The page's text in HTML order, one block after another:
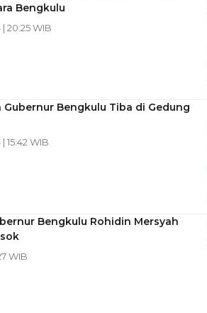
Bengkulu
20:25 WIB
Bengkulu Tiba di Gedung
15:42 WIB
Bengkulu Rohidin Mersyah
WIB